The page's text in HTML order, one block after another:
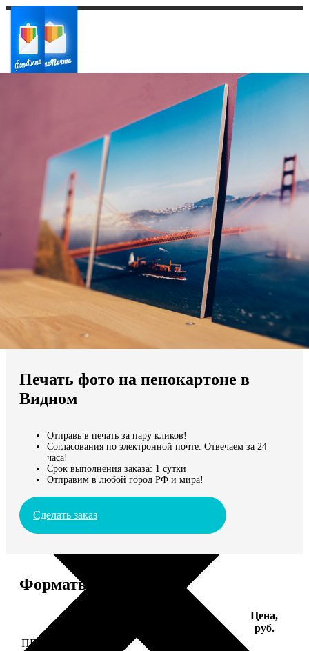
Ваш регион доставки
Выберите из списка:
Мы доставляем по всему миру
Продолжить без города
Печать фото на пенокартоне в
Видном
Отправь в печать за пару кликов!
Согласования по электронной почте. Отвечаем за 24
часа!
Срок выполнения заказа: 1 сутки
Отправим в любой город РФ и мира!
Сделать заказ
Форматы и цены
Цена,
руб.
ПЕНОКАРТОН